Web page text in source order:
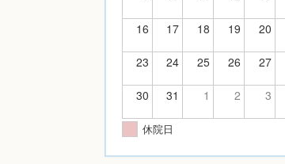
16 17 18 19 20
23 24 25 26 27
30 31 1 2 3
休院日